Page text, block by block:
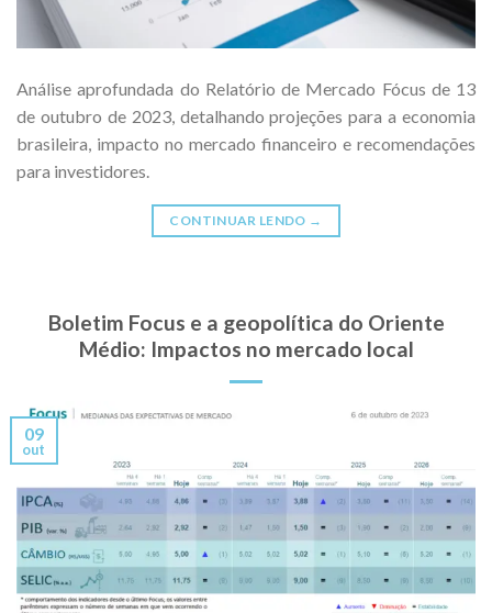
Análise aprofundada do Relatório de Mercado Fócus de 13
de outubro de 2023, detalhando projeções para a economia
brasileira, impacto no mercado financeiro e recomendações
para investidores.
CONTINUAR LENDO →
Boletim Focus e a geopolítica do Oriente
Médio: Impactos no mercado local
09
out